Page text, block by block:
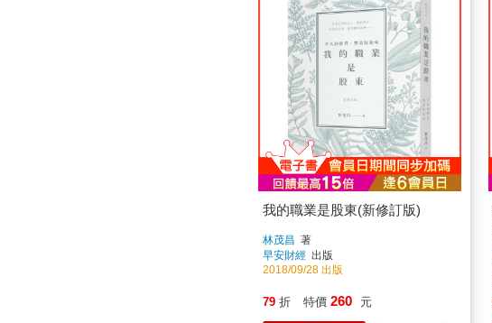
我的職業是股東(新修訂版)
林茂昌 著
早安財經 出版
2018/09/28 出版
79 折 特價 260 元